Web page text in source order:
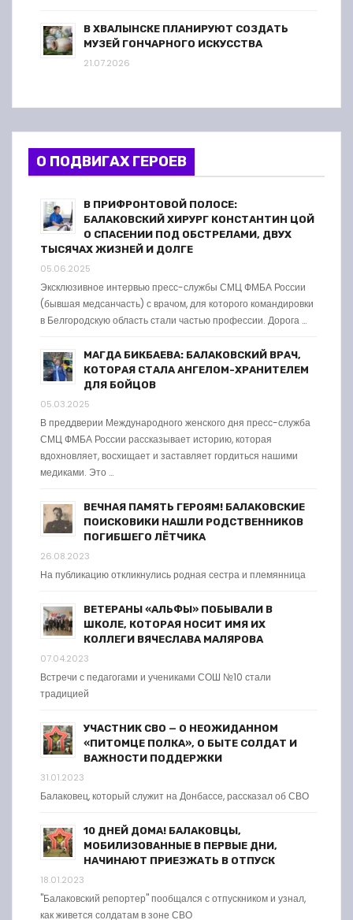
В ХВАЛЫНСКЕ ПЛАНИРУЮТ СОЗДАТЬ
МУЗЕЙ ГОНЧАРНОГО ИСКУССТВА
21.07.2026
О ПОДВИГАХ ГЕРОЕВ
В ПРИФРОНТОВОЙ ПОЛОСЕ:
БАЛАКОВСКИЙ ХИРУРГ КОНСТАНТИН ЦОЙ
О СПАСЕНИИ ПОД ОБСТРЕЛАМИ, ДВУХ
ТЫСЯЧАХ ЖИЗНЕЙ И ДОЛГЕ
05.06.2025
Эксклюзивное интервью пресс-службы СМЦ ФМБА России
(бывшая медсанчасть) с врачом, для которого командировки
в Белгородскую область стали частью профессии. Дорога …
МАГДА БИКБАЕВА: БАЛАКОВСКИЙ ВРАЧ,
КОТОРАЯ СТАЛА АНГЕЛОМ-ХРАНИТЕЛЕМ
ДЛЯ БОЙЦОВ
05.03.2025
В преддверии Международного женского дня пресс-служба
СМЦ ФМБА России рассказывает историю, которая
вдохновляет, восхищает и заставляет гордиться нашими
медиками. Это …
ВЕЧНАЯ ПАМЯТЬ ГЕРОЯМ! БАЛАКОВСКИЕ
ПОИСКОВИКИ НАШЛИ РОДСТВЕННИКОВ
ПОГИБШЕГО ЛЁТЧИКА
26.08.2023
На публикацию откликнулись родная сестра и племянница
ВЕТЕРАНЫ «АЛЬФЫ» ПОБЫВАЛИ В
ШКОЛЕ, КОТОРАЯ НОСИТ ИМЯ ИХ
КОЛЛЕГИ ВЯЧЕСЛАВА МАЛЯРОВА
07.04.2023
Встречи с педагогами и учениками СОШ №10 стали
традицией
УЧАСТНИК СВО — О НЕОЖИДАННОМ
«ПИТОМЦЕ ПОЛКА», О БЫТЕ СОЛДАТ И
ВАЖНОСТИ ПОДДЕРЖКИ
31.01.2023
Балаковец, который служит на Донбассе, рассказал об СВО
10 ДНЕЙ ДОМА! БАЛАКОВЦЫ,
МОБИЛИЗОВАННЫЕ В ПЕРВЫЕ ДНИ,
НАЧИНАЮТ ПРИЕЗЖАТЬ В ОТПУСК
18.01.2023
"Балаковский репортер" пообщался с отпускником и узнал,
как живется солдатам в зоне СВО